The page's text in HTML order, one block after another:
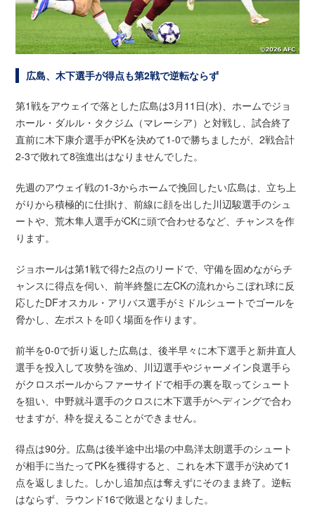
広島、木下選手が得点も第2戦で逆転ならず
第1戦をアウェイで落とした広島は3月11日(水)、ホームでジョ
ホール・ダルル・タクジム（マレーシア）と対戦し、試合終了
直前に木下康介選手がPKを決めて1-0で勝ちましたが、2戦合計
2-3で敗れて8強進出はなりませんでした。
先週のアウェイ戦の1-3からホームで挽回したい広島は、立ち上
がりから積極的に仕掛け、前線に顔を出した川辺駿選手のシュ
ートや、荒木隼人選手がCKに頭で合わせるなど、チャンスを作
ります。
ジョホールは第1戦で得た2点のリードで、守備を固めながらチ
ャンスに得点を伺い、前半終盤に左CKの流れからこぼれ球に反
応したDFオスカル・アリバス選手がミドルシュートでゴールを
脅かし、左ポストを叩く場面を作ります。
前半を0-0で折り返した広島は、後半早々に木下選手と新井直人
選手を投入して攻勢を強め、川辺選手やジャーメイン良選手ら
がクロスボールからファーサイドで相手の裏を取ってシュート
を狙い、中野就斗選手のクロスに木下選手がヘディングで合わ
せますが、枠を捉えることができません。
得点は90分。広島は後半途中出場の中島洋太朗選手のシュート
が相手に当たってPKを獲得すると、これを木下選手が決めて1
点を返しました。しかし追加点は奪えずにそのまま終了。逆転
はならず、ラウンド16で敗退となりました。